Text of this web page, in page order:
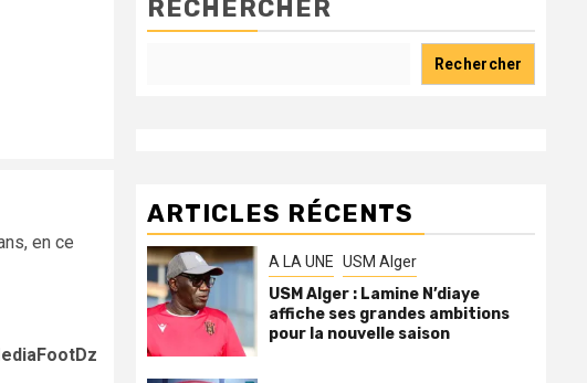
en ce
RECHERCHER
Rechercher
ARTICLES RÉCENTS
A LA UNE USM Alger
USM Alger : Lamine N’diaye
affiche ses grandes ambitions
pour la nouvelle saison